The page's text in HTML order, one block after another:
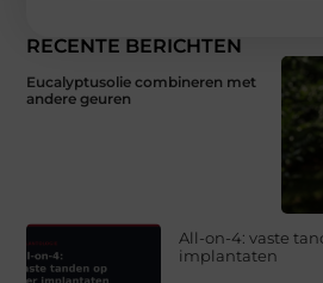
RECENTE BERICHTEN
Eucalyptusolie combineren met
andere geuren
All-on-4: vaste
implantaten